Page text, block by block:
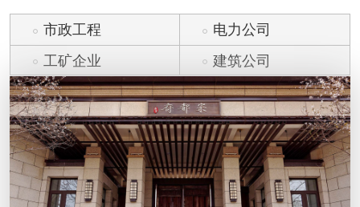
市政工程
电力公司
工矿企业
建筑公司